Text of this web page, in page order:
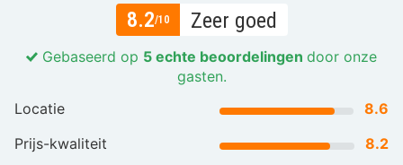
8.2/10 Zeer goed
Gebaseerd op 5 echte beoordelingen door onze
gasten.
Locatie
8.6
Prijs-kwaliteit
8.2